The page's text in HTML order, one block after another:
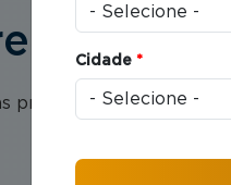
práticas jurídicas que
Cidade *